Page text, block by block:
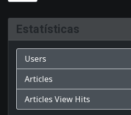
Estatísticas
Users
Articles
Articles View Hits